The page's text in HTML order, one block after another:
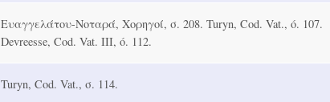
Ευαγγελάτου-Νοταρά, Χορηγοί, σ. 208. Turyn, Cod. Vat., ó. 107.
Devreesse, Cod. Vat. ΙΙΙ, ó. 112.
Turyn, Cod. Vat., σ. 114.